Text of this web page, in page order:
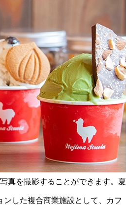
真を撮影することができます。夏
した複合商業施設として、カフ